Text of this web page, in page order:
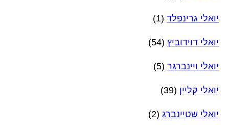
יואלי גרינפלד (1)
יואלי דוידוביץ (54)
יואלי ויינברגר (5)
יואלי קליין (39)
יואלי שטיינברג (2)